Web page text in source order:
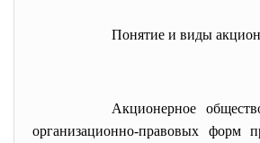
Понятие и виды
Акционерное общество
организационно-правовых форм